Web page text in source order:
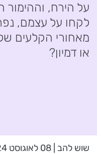
על הירח, וההימור
לקחו על עצמם,
מאחורי הקלעים
או דמיון?
שוש להב | 08 לאוגוסט 2024